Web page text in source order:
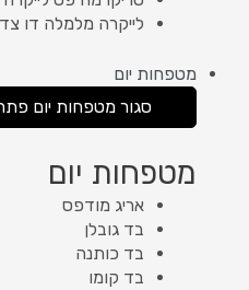
לייקרה מלמלה דו
מטפחות יום
סגור מטפחות יום
מטפחות יום
אריג מודפס
בד גובלן
בד כותנה
בד קומו